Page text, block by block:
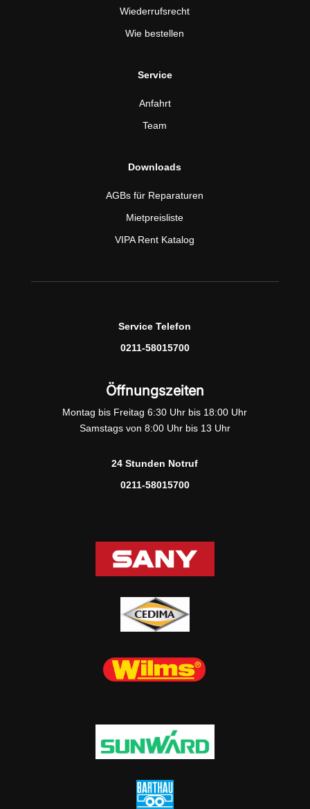
Wiederrufsrecht
Wie bestellen
Service
Anfahrt
Team
Downloads
AGBs für Reparaturen
Mietpreisliste
VIPA Rent Katalog
Service Telefon
0211-58015700
Öffnungszeiten
Montag bis Freitag 6:30 Uhr bis 18:00 Uhr
Samstags von 8:00 Uhr bis 13 Uhr
24 Stunden Notruf
0211-58015700